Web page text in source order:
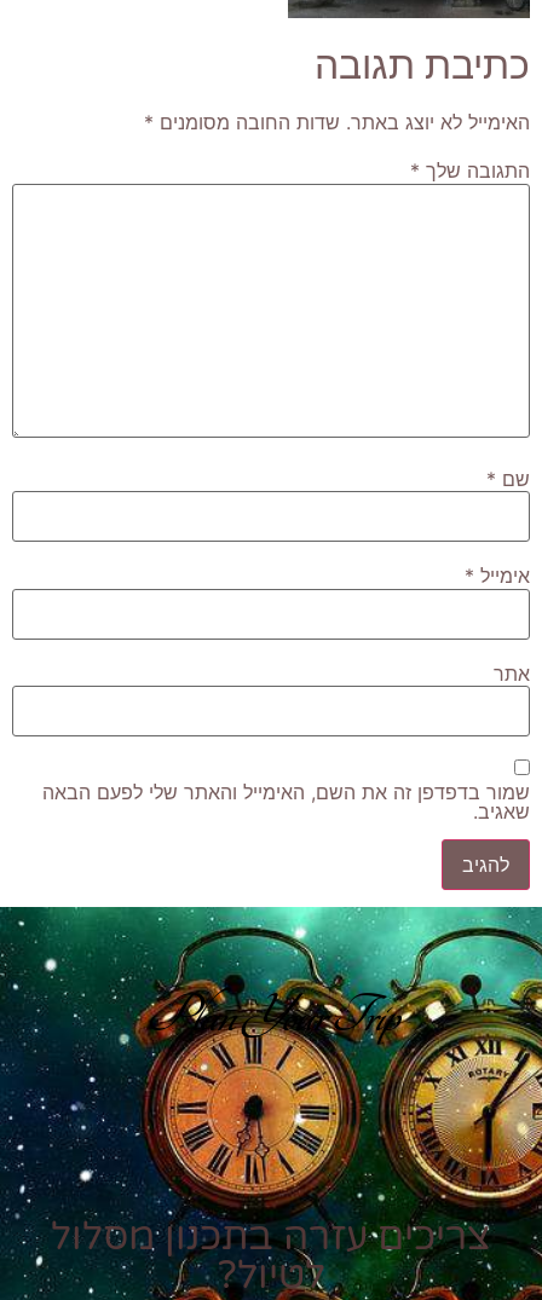
כתיבת תגובה
האימייל לא יוצג באתר. שדות החובה מסומנים *
התגובה שלך *
שם *
אימייל *
אתר
שמור בדפדפן זה את השם, האימייל והאתר שלי לפעם הבאה
שאגיב.
Plan Your Trip
צריכים עזרה בתכנון מסלול
לטיול?